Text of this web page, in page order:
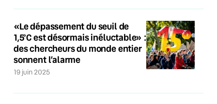
«Le dépassement du seuil de
1,5°C est désormais inéluctable» :
des chercheurs du monde entier
sonnent l’alarme
19 juin 2025